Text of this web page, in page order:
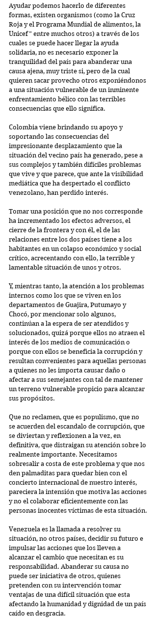
Ayudar podemos hacerlo de diferentes
formas, existen organismos (como la Cruz
Roja y el Programa Mundial de alimentos, la
Unicef” entre muchos otros) a través de los
cuales se puede hacer llegar la ayuda
solidaria, no es necesario exponer la
tranquilidad del país para abanderar una
causa ajena, muy triste si, pero de la cual
quieren sacar provecho otros exponiéndonos
a una situación vulnerable de un inminente
enfrentamiento bélico con las terribles
consecuencias que ello significa.
Colombia viene brindando su apoyo y
soportando las consecuencias del
impresionante desplazamiento que la
situación del vecino país ha generado, pese a
sus complejos y también difíciles problemas
que vive y que parece, que ante la visibilidad
mediática que ha despertado el conflicto
venezolano, han perdido interés.
Tomar una posición que no nos corresponde
ha incrementado los efectos adversos, el
cierre de la frontera y con él, el de las
relaciones entre los dos países tiene a los
habitantes en un colapso económico y social
crítico, acrecentando con ello, la terrible y
lamentable situación de unos y otros.
Y, mientras tanto, la atención a los problemas
internos como los que se viven en los
departamentos de Guajira, Putumayo y
Chocó, por mencionar solo algunos,
continúan a la espera de ser atendidos y
solucionados, quizá porque ellos no atraen el
interés de los medios de comunicación o
porque con ellos se beneficia la corrupción y
resultan convenientes para aquellas personas
a quienes no les importa causar daño o
afectar a sus semejantes con tal de mantener
un terreno vulnerable propicio para alcanzar
sus propósitos.
Que no reclamen, que es populismo, que no
se acuerden del escandalo de corrupción, que
se diviertan y reflexionen a la vez, en
definitiva, que distraigan su atención sobre lo
realmente importante. Necesitamos
sobresalir a costa de este problema y que nos
den palmaditas para quedar bien con el
concierto internacional de nuestro interés,
pareciera la intensión que motiva las acciones
y no el colaborar eficientemente con las
personas inocentes víctimas de esta situación.
Venezuela es la llamada a resolver su
situación, no otros países, decidir su futuro e
impulsar las acciones que los lleven a
alcanzar el cambio que necesitan es su
responsabilidad. Abanderar su causa no
puede ser iniciativa de otros, quienes
pretenden con su intervención tomar
ventajas de una difícil situación que esta
afectando la humanidad y dignidad de un país
caído en desgracia.